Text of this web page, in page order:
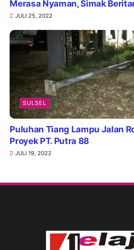
Merasa Nyaman, Simak
JULI 25, 2022
SULSEL
Puluhan Tiang Lampu Jalan
Proyek PT. Putra 88
JULI 19, 2022